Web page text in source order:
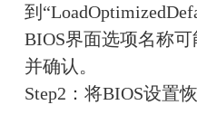
到
BIOS界面选项名称
并确认。
Step2：将BIOS设置